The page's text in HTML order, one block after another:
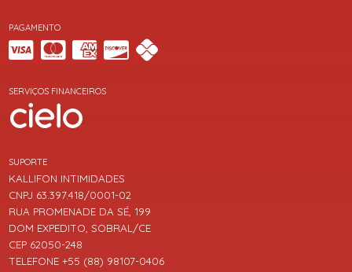
PAGAMENTO
SERVIÇOS FINANCEIROS
SUPORTE
KALLIFON INTIMIDADES
CNPJ 63.397.418/0001-02
RUA PROMENADE DA SÉ, 199
DOM EXPEDITO, SOBRAL/CE
CEP 62050-248
TELEFONE +55 (88) 98107-0406